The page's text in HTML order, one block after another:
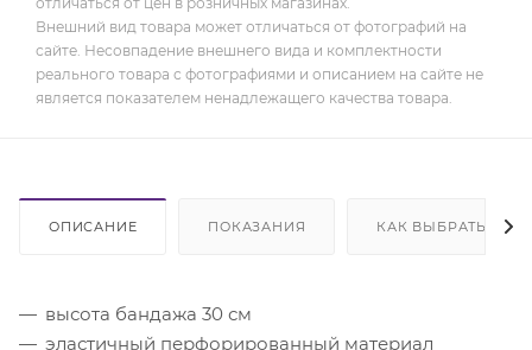
Внешний вид товара может отличаться от фотографий на
сайте. Несовпадение внешнего вида и комплектности
реального товара с фотографиями и описанием на сайте не
является показателем ненадлежащего качества товара.
ОПИСАНИЕ ПОКАЗАНИЯ КАК ВЫБРАТЬ
высота бандажа 30 см
эластичный перфорированный материал